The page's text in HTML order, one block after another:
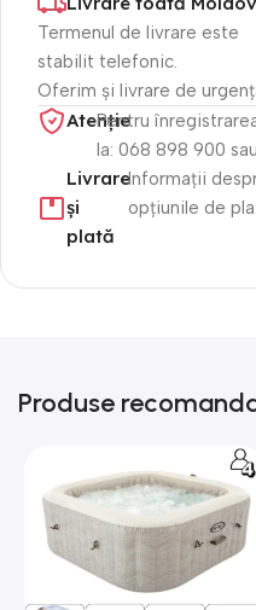
Termenul de livrare este
stabilit telefonic.
Oferim și livrare de
Atenție​
Pentru
la: 068 898 900 sau
Livrare
și
plată
Informații
opțiunile de
Produse